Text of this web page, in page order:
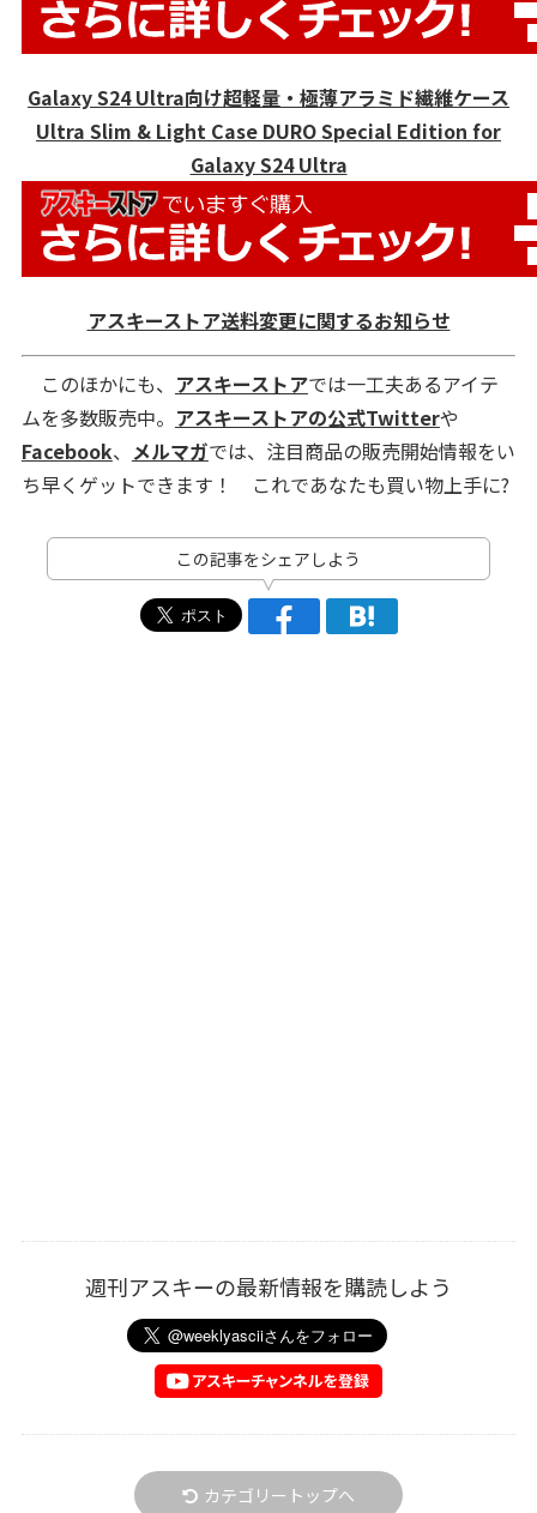
Galaxy S24 Ultra向け超軽量・極薄アラミド繊維ケース
Ultra Slim & Light Case DURO Special Edition for
Galaxy S24 Ultra
アスキーストア送料変更に関するお知らせ
このほかにも、 アスキーストアでは一工夫あるアイテ
ムを多数販売中。 アスキーストアの公式Twitterや
Facebook、 メルマガでは、注目商品の販売開始情報をい
ち早くゲットできます！ これであなたも買い物上手に?
この記事をシェアしよう
週刊アスキーの最新情報を購読しよう
カテゴリートップへ